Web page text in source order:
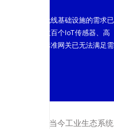
数据处理，无线基础设施的需求已
络能力。在数百个IoT传感器、高
的环境中，标准网关已无法满足需
6定义了当今工业生态系统